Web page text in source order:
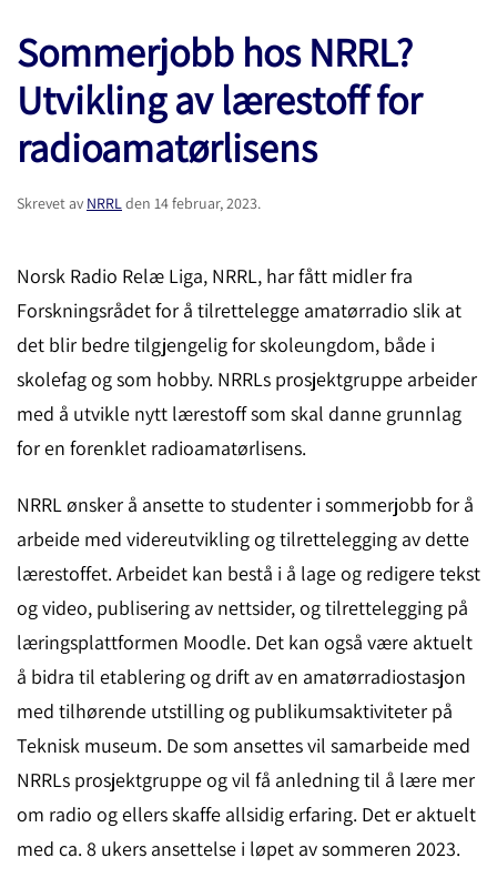
Sommerjobb hos NRRL?
Utvikling av lærestoff for
radioamatørlisens
Skrevet av NRRLden 14 februar, 2023.
Norsk Radio Relæ Liga, NRRL, har fått midler fra
Forskningsrådet for å tilrettelegge amatørradio slik at
det blir bedre tilgjengelig for skoleungdom, både i
skolefag og som hobby. NRRLs prosjektgruppe arbeider
med å utvikle nytt lærestoff som skal danne grunnlag
for en forenklet radioamatørlisens.
NRRL ønsker å ansette to studenter i sommerjobb for å
arbeide med videreutvikling og tilrettelegging av dette
lærestoffet. Arbeidet kan bestå i å lage og redigere tekst
og video, publisering av nettsider, og tilrettelegging på
læringsplattformen Moodle. Det kan også være aktuelt
å bidra til etablering og drift av en amatørradiostasjon
med tilhørende utstilling og publikumsaktiviteter på
Teknisk museum. De som ansettes vil samarbeide med
NRRLs prosjektgruppe og vil få anledning til å lære mer
om radio og ellers skaffe allsidig erfaring. Det er aktuelt
med ca. 8 ukers ansettelse i løpet av sommeren 2023.